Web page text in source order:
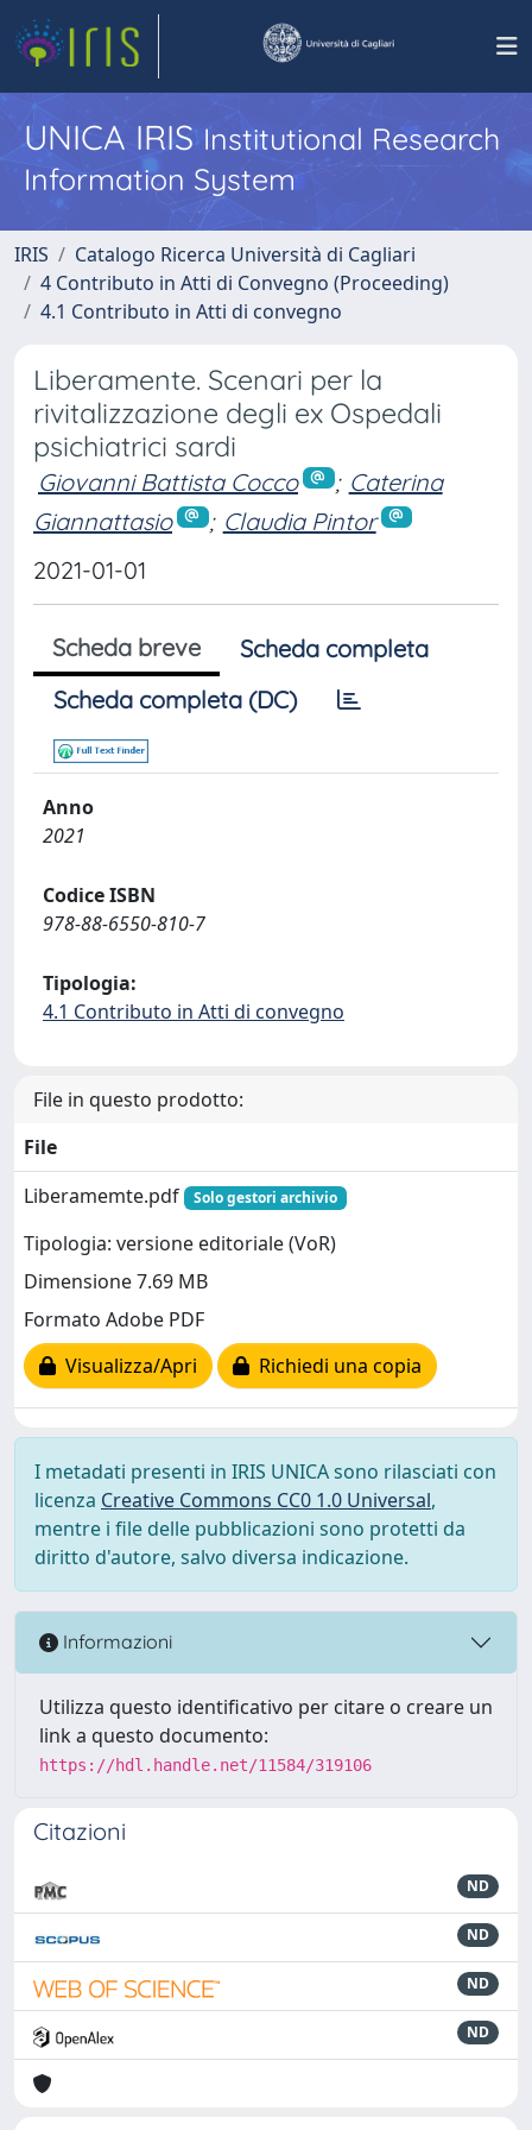
UNICA IRISInstitutional Research
Information System
IRIS
Catalogo Ricerca Università di Cagliari
4 Contributo in Atti di Convegno (Proceeding)
4.1 Contributo in Atti di convegno
Liberamente. Scenari per la
rivitalizzazione degli ex Ospedali
psichiatrici sardi
Giovanni Battista Cocco ; Caterina
Giannattasio
; Claudia Pintor
2021-01-01
Scheda breve
Scheda completa
Scheda completa (DC)
Anno
2021
Codice ISBN
978-88-6550-810-7
Tipologia:
4.1 Contributo in Atti di convegno
File in questo prodotto:
File
Liberamemte.pdf
Solo gestori archivio
Tipologia: versione editoriale (VoR)
Dimensione 7.69 MB
Formato Adobe PDF
Visualizza/Apri
Richiedi una copia
I metadati presenti in IRIS UNICA sono rilasciati con
licenza Creative Commons CC0 1.0 Universal,
mentre i file delle pubblicazioni sono protetti da
diritto d'autore, salvo diversa indicazione.
Informazioni
Utilizza questo identificativo per citare o creare un
link a questo documento:
https://hdl.handle.net/11584/319106
Citazioni
ND
ND
ND
ND